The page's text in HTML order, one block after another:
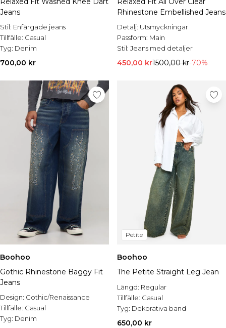
Jeans
Stil: Enfärgade jeans
Tillfälle: Casual
Tyg: Denim
700,00 kr
Rhinestone Embellished Jeans
Detalj: Utsmyckningar
Passform: Main
Stil: Jeans med detaljer
450,00 kr1500,00 kr-70%
Boohoo
Gothic Rhinestone Baggy Fit
Jeans
Design: Gothic/Renaissance
Tillfälle: Casual
Tyg: Denim
Petite
Boohoo
The Petite Straight Leg Jean
Längd: Regular
Tillfälle: Casual
Tyg: Dekorativa band
650,00 kr